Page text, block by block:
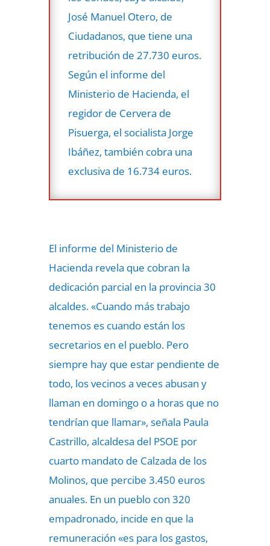
José Manuel Otero, de
Ciudadanos, que tiene una
retribución de 27.730 euros.
Según el informe del
Ministerio de Hacienda, el
regidor de Cervera de
Pisuerga, el socialista Jorge
Ibáñez, también cobra una
exclusiva de 16.734 euros.
El informe del Ministerio de
Hacienda revela que cobran la
dedicación parcial en la provincia 30
alcaldes. «Cuando más trabajo
tenemos es cuando están los
secretarios en el pueblo. Pero
siempre hay que estar pendiente de
todo, los vecinos a veces abusan y
llaman en domingo o a horas que no
tendrían que llamar», señala Paula
Castrillo, alcaldesa del PSOE por
cuarto mandato de Calzada de los
Molinos, que percibe 3.450 euros
anuales. En un pueblo con 320
empadronado, incide en que la
remuneración «es para los gastos,